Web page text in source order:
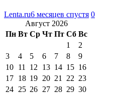
Lenta.ru6 месяцев спустя 0
Август 2026
Пн Вт Ср Чт Пт Сб Вс
1
2
3
4 5 6 7 8
9
10 11 12 13 14 15 16
17 18 19 20 21 22 23
24 25 26 27 28 29 30